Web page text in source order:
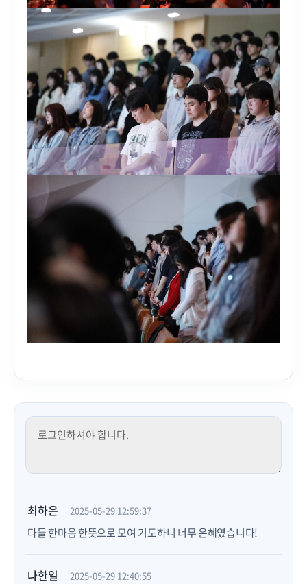
최하은 2025-05-29 12:59:37
다들 한마음 한뜻으로 모여 기도하니 너무 은혜였습니다!
나한일 2025-05-29 12:40:55